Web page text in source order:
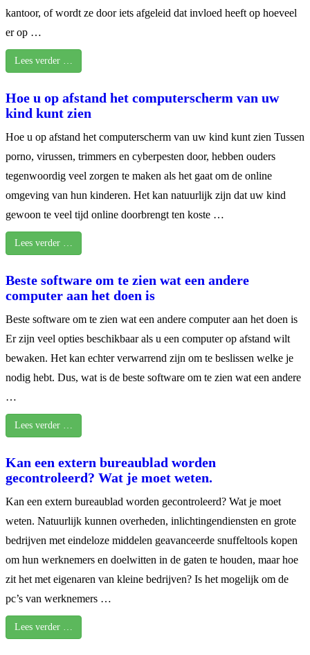
kantoor, of wordt ze door iets afgeleid dat invloed heeft op hoeveel
er op …
Lees verder …
Hoe u op afstand het computerscherm van uw
kind kunt zien
Hoe u op afstand het computerscherm van uw kind kunt zien Tussen
porno, virussen, trimmers en cyberpesten door, hebben ouders
tegenwoordig veel zorgen te maken als het gaat om de online
omgeving van hun kinderen. Het kan natuurlijk zijn dat uw kind
gewoon te veel tijd online doorbrengt ten koste …
Lees verder …
Beste software om te zien wat een andere
computer aan het doen is
Beste software om te zien wat een andere computer aan het doen is
Er zijn veel opties beschikbaar als u een computer op afstand wilt
bewaken. Het kan echter verwarrend zijn om te beslissen welke je
nodig hebt. Dus, wat is de beste software om te zien wat een andere
…
Lees verder …
Kan een extern bureaublad worden
gecontroleerd? Wat je moet weten.
Kan een extern bureaublad worden gecontroleerd? Wat je moet
weten. Natuurlijk kunnen overheden, inlichtingendiensten en grote
bedrijven met eindeloze middelen geavanceerde snuffeltools kopen
om hun werknemers en doelwitten in de gaten te houden, maar hoe
zit het met eigenaren van kleine bedrijven? Is het mogelijk om de
pc’s van werknemers …
Lees verder …